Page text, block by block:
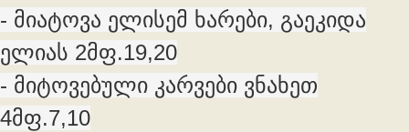
- მიატოვა ელისემ ხარები, გაეკიდა
ელიას 2მფ.19,20
- მიტოვებული კარვები ვნახეთ
4მფ.7,10